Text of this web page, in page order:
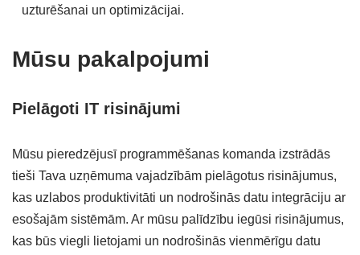
uzturēšanai un optimizācijai.
Mūsu pakalpojumi
Pielāgoti IT risinājumi
Mūsu pieredzējusī programmēšanas komanda izstrādās
tieši Tava uzņēmuma vajadzībām pielāgotus risinājumus,
kas uzlabos produktivitāti un nodrošinās datu integrāciju ar
esošajām sistēmām. Ar mūsu palīdzību iegūsi risinājumus,
kas būs viegli lietojami un nodrošinās vienmērīgu datu